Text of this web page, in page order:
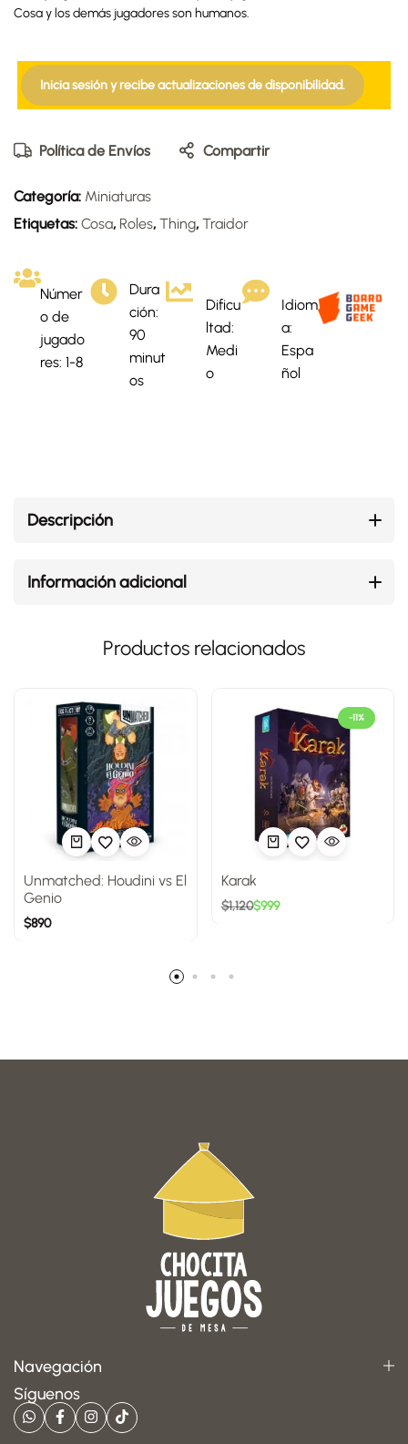
Cosa y los demás jugadores son humanos.
Inicia sesión y recibe actualizaciones de disponibilidad.
Política de Envíos Compartir
Categoría: Miniaturas
Etiquetas: Cosa, Roles, Thing, Traidor
Númer
o de
jugado
res: 1-8
Dura
ción:
90
minut
os
Dificu
ltad:
Medi
o
Idiom
a:
Espa
ñol
Descripción
Información adicional
Productos relacionados
Unmatched: Houdini vs El
Genio
$890
-11%
Karak
$1,120$999
Navegación
Síguenos